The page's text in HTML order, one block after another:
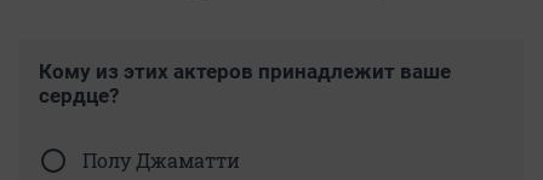
Кому из этих актеров принадлежит ваше
сердце?
Полу Джаматти